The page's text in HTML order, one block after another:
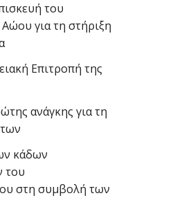
του
για τη στήριξη
Επιτροπή της
ανάγκης για τη
κάδων
του
στη συμβολή των